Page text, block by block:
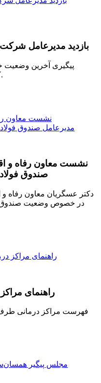
بازدید مدیرعامل
پیگیری آخرین وضعیت
کمبودها از جمله اهداف این بازدید بود.
نشست معاون رفاه و
صندوق
دکتر عسگریان معاون رفاه و
در خصوص وضعیت صندوق و
راهنمای
فهرست مراکز درمانی طرف